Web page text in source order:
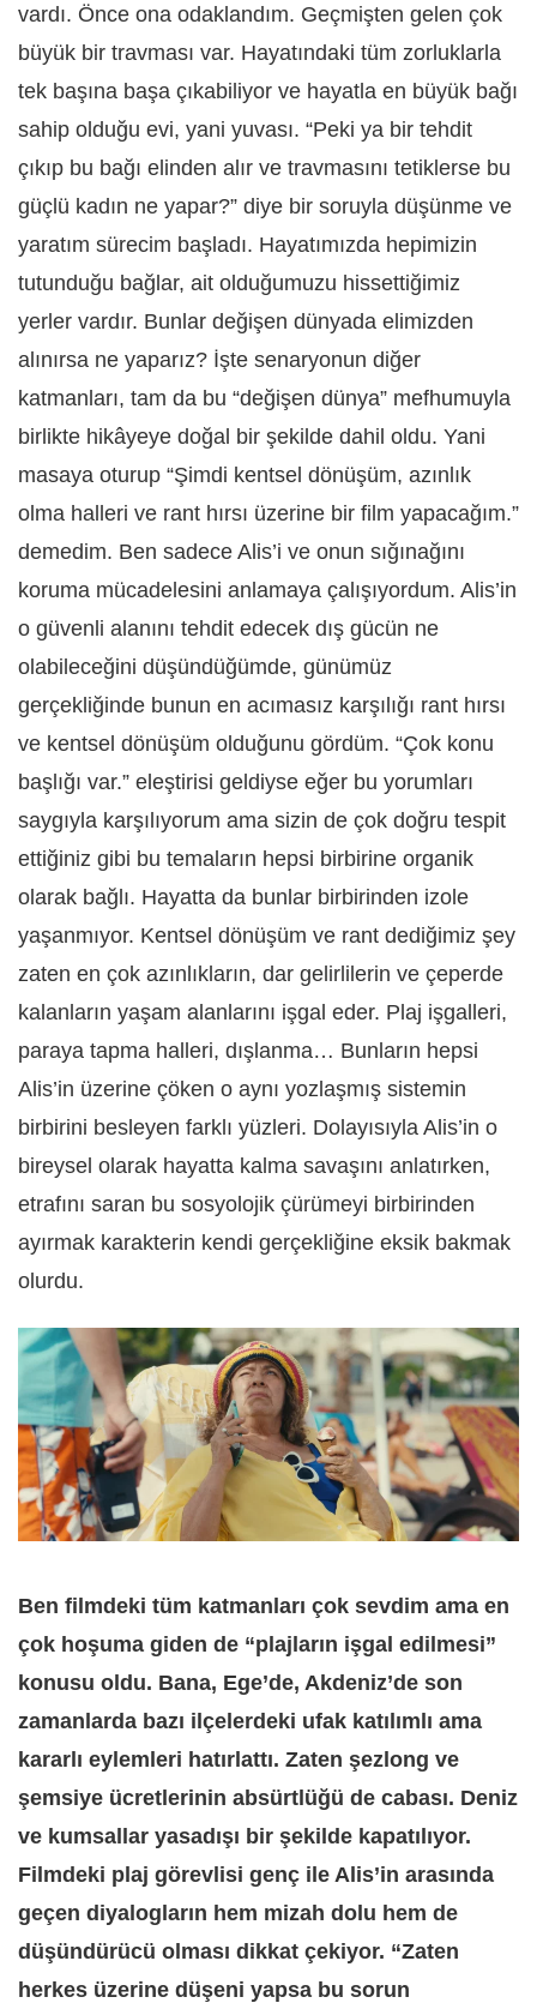
vardı. Önce ona odaklandım. Geçmişten gelen çok
büyük bir travması var. Hayatındaki tüm zorluklarla
tek başına başa çıkabiliyor ve hayatla en büyük bağı
sahip olduğu evi, yani yuvası. “Peki ya bir tehdit
çıkıp bu bağı elinden alır ve travmasını tetiklerse bu
güçlü kadın ne yapar?” diye bir soruyla düşünme ve
yaratım sürecim başladı. Hayatımızda hepimizin
tutunduğu bağlar, ait olduğumuzu hissettiğimiz
yerler vardır. Bunlar değişen dünyada elimizden
alınırsa ne yaparız? İşte senaryonun diğer
katmanları, tam da bu “değişen dünya” mefhumuyla
birlikte hikâyeye doğal bir şekilde dahil oldu. Yani
masaya oturup “Şimdi kentsel dönüşüm, azınlık
olma halleri ve rant hırsı üzerine bir film yapacağım.”
demedim. Ben sadece Alis’i ve onun sığınağını
koruma mücadelesini anlamaya çalışıyordum. Alis’in
o güvenli alanını tehdit edecek dış gücün ne
olabileceğini düşündüğümde, günümüz
gerçekliğinde bunun en acımasız karşılığı rant hırsı
ve kentsel dönüşüm olduğunu gördüm. “Çok konu
başlığı var.” eleştirisi geldiyse eğer bu yorumları
saygıyla karşılıyorum ama sizin de çok doğru tespit
ettiğiniz gibi bu temaların hepsi birbirine organik
olarak bağlı. Hayatta da bunlar birbirinden izole
yaşanmıyor. Kentsel dönüşüm ve rant dediğimiz şey
zaten en çok azınlıkların, dar gelirlilerin ve çeperde
kalanların yaşam alanlarını işgal eder. Plaj işgalleri,
paraya tapma halleri, dışlanma… Bunların hepsi
Alis’in üzerine çöken o aynı yozlaşmış sistemin
birbirini besleyen farklı yüzleri. Dolayısıyla Alis’in o
bireysel olarak hayatta kalma savaşını anlatırken,
etrafını saran bu sosyolojik çürümeyi birbirinden
ayırmak karakterin kendi gerçekliğine eksik bakmak
olurdu.
Ben filmdeki tüm katmanları çok sevdim ama en
çok hoşuma giden de “plajların işgal edilmesi”
konusu oldu. Bana, Ege’de, Akdeniz’de son
zamanlarda bazı ilçelerdeki ufak katılımlı ama
kararlı eylemleri hatırlattı. Zaten şezlong ve
şemsiye ücretlerinin absürtlüğü de cabası. Deniz
ve kumsallar yasadışı bir şekilde kapatılıyor.
Filmdeki plaj görevlisi genç ile Alis’in arasında
geçen diyalogların hem mizah dolu hem de
düşündürücü olması dikkat çekiyor. “Zaten
herkes üzerine düşeni yapsa bu sorun